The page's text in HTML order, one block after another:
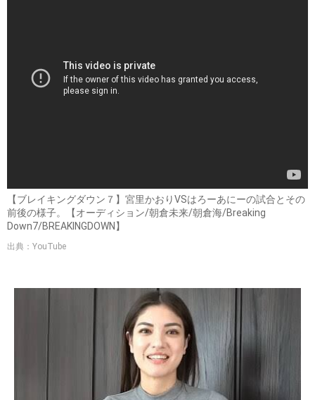
【ブレイキングダウン７】宮里かおりVSはろーあにーの試合とその
前後の様子。【オーディション/朝倉未来/朝倉海/Breaking
Down7/BREAKINGDOWN】
出典：YouTube